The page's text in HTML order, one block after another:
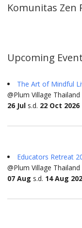
Komunitas Zen
Upcoming
The Art of Mindful
@Plum Village Thailand
26 Jul s.d. 22 Oct 2026
Educators Retreat
@Plum Village Thailand
07 Aug s.d. 14 Aug